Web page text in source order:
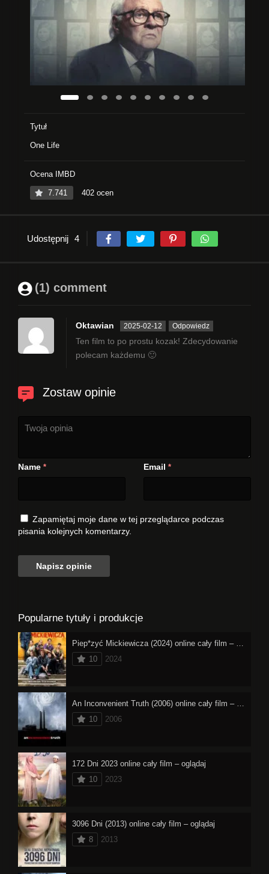
Tytuł
One Life
Ocena IMBD
7.741 402 ocen
Udostępnij 4
(1) comment
Oktawian 2025-02-12 Odpowiedz
Ten film to po prostu kozak! Zdecydowanie
polecam każdemu 🙂
Zostaw opinie
Name * Email *
Zapamiętaj moje dane w tej przeglądarce podczas
pisania kolejnych komentarzy.
Popularne tytuły i produkcje
Piep*zyć Mickiewicza (2024) online cały film – oglądaj
10
2024
An Inconvenient Truth (2006) online cały film – oglądaj
10
2006
172 Dni 2023 online cały film – oglądaj
10
2023
3096 Dni (2013) online cały film – oglądaj
8
2013